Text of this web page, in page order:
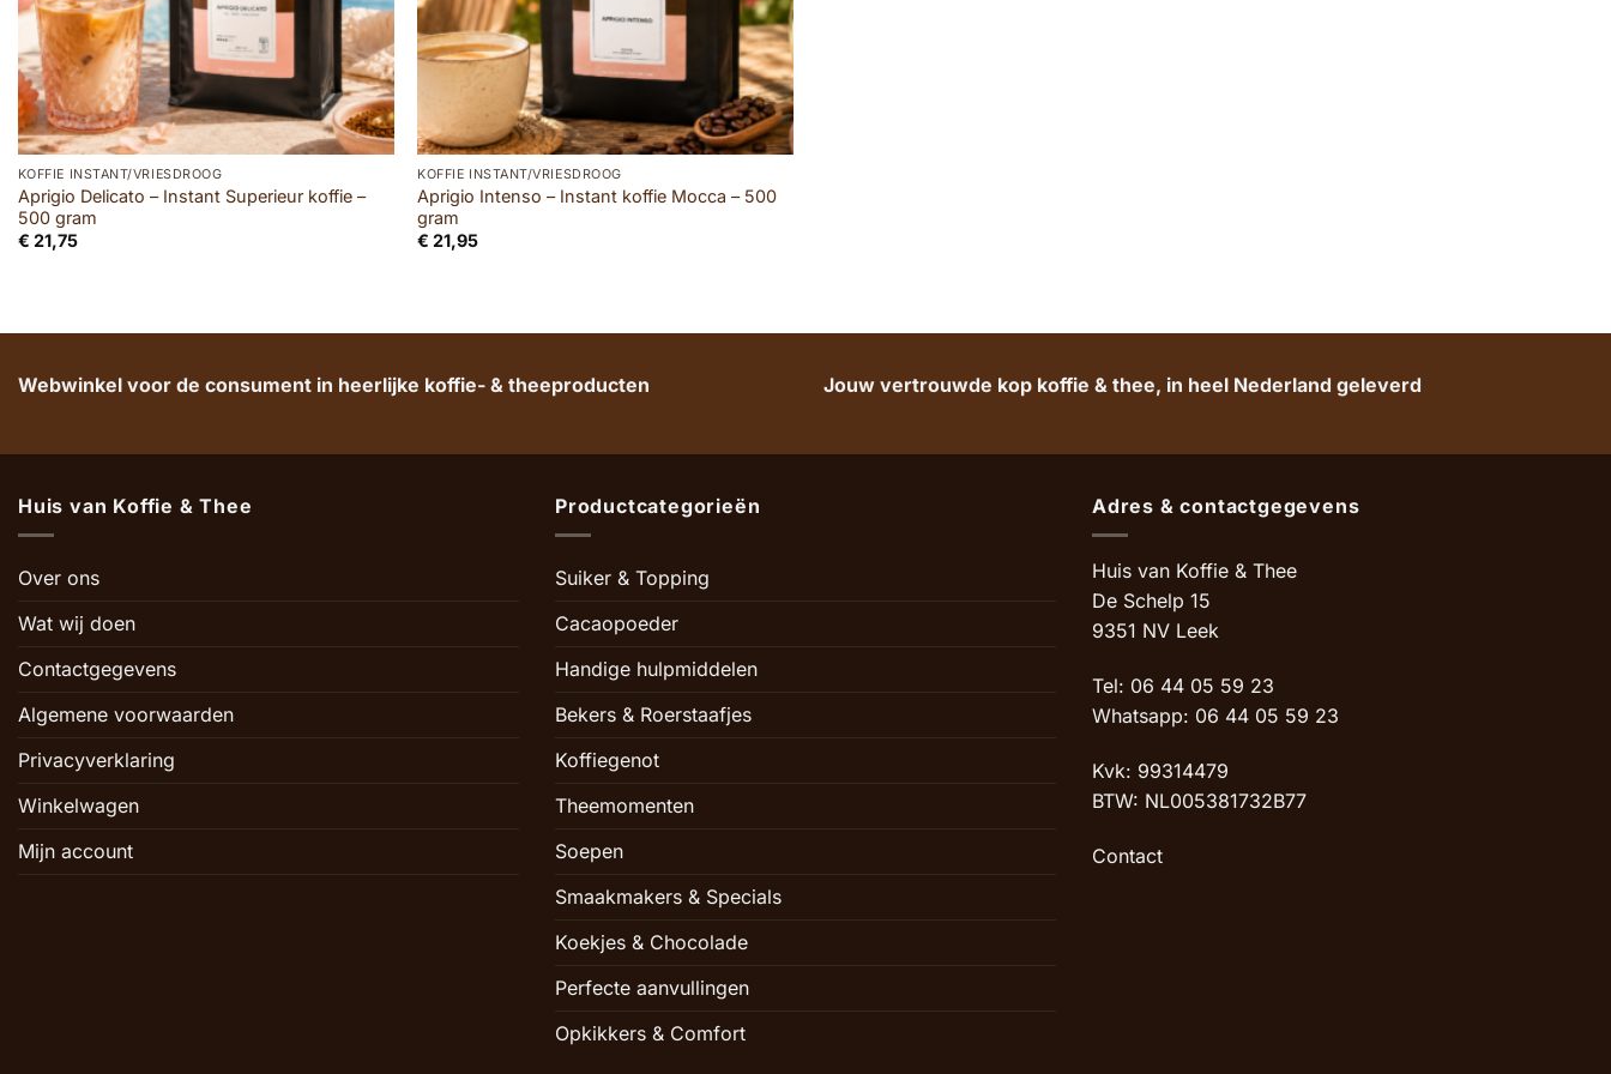
KOFFIE INSTANT/VRIESDROOG
Aprigio Delicato – Instant Superieur koffie –
500 gram
€ 21,75
KOFFIE INSTANT/VRIESDROOG
Aprigio Intenso – Instant koffie Mocca – 500
gram
€ 21,95
Webwinkel voor de consument in heerlijke koffie- & theeproducten Jouw vertrouwde kop koffie & thee, in heel Nederland geleverd
Huis van Koffie & Thee
Over ons
Wat wij doen
Contactgegevens
Algemene voorwaarden
Privacyverklaring
Winkelwagen
Mijn account
Productcategorieën
Suiker & Topping
Cacaopoeder
Handige hulpmiddelen
Bekers & Roerstaafjes
Koffiegenot
Theemomenten
Soepen
Smaakmakers & Specials
Koekjes & Chocolade
Perfecte aanvullingen
Opkikkers & Comfort
Adres & contactgegevens
Huis van Koffie & Thee
De Schelp 15
9351 NV Leek
Tel: 06 44 05 59 23
Whatsapp: 06 44 05 59 23
Kvk: 99314479
BTW: NL005381732B77
Contact